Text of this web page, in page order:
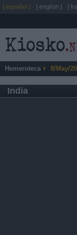
Hemeroteca 8/May/
India
[ español ] [ english ] [